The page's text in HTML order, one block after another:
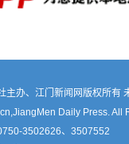
主办、江门新闻网版权所有
Daily Press. All
3502626、3507552